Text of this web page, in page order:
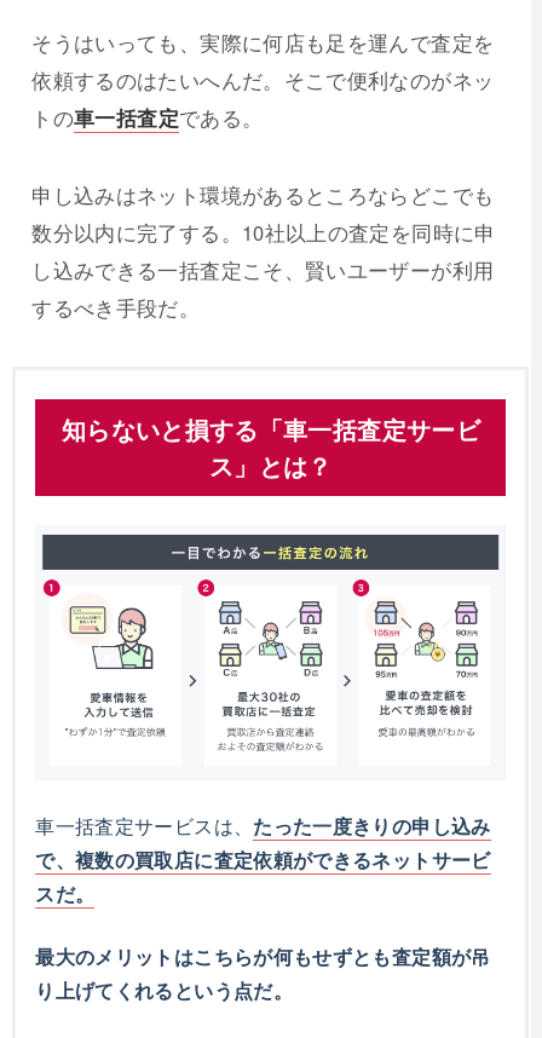
そうはいっても、実際に何店も足を運んで査定を
依頼するのはたいへんだ。そこで便利なのがネッ
トの車一括査定である。
申し込みはネット環境があるところならどこでも
数分以内に完了する。10社以上の査定を同時に申
し込みできる一括査定こそ、賢いユーザーが利用
するべき手段だ。
知らないと損する「車一括査定サービ
ス」とは？
車一括査定サービスは、 たった一度きりの申し込み
で、複数の買取店に査定依頼ができるネットサービ
スだ。
最大のメリットはこちらが何もせずとも査定額が吊
り上げてくれるという点だ。